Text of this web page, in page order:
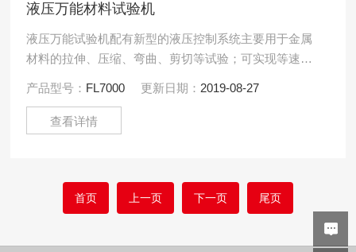
液压万能材料试验机
液压万能试验机配有新型的液压控制系统主要用于金属
材料的拉伸、压缩、弯曲、剪切等试验；可实现等速率
验中实现力、变形.....
产品型号： FL7000 更新日期： 2019-08-27
查看详情
首页 上一页 下一页 尾页